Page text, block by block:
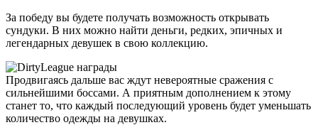
За победу вы будете получать возможность открывать
сундуки. В них можно найти деньги, редких, эпичных и
легендарных девушек в свою коллекцию.
Продвигаясь дальше вас ждут невероятные сражения с
сильнейшими боссами. А приятным дополнением к этому
станет то, что каждый последующий уровень будет уменьшать
количество одежды на девушках.